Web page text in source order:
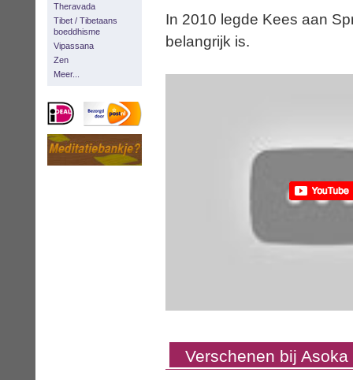
Theravada
Tibet / Tibetaans
boeddhisme
Vipassana
Zen
Meer...
In 2010 legde Kees aan
belangrijk is.
Verschenen bij Asoka